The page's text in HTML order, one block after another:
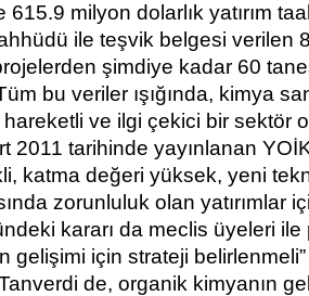
615.9 milyon dolarlık yatırım
ile teşvik belgesi verilen
şimdiye kadar 60
bu veriler ışığında, kimya
hareketli ve ilgi çekici bir sektör
2011 tarihinde yayınlanan
katma değeri yüksek, yeni
zorunluluk olan yatırımlar
kararı da meclis üyeleri
gelişimi için strateji
de, organik kimyanın